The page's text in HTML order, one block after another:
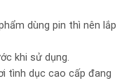
dùng pin thì nên lắp
khi sử dụng.
tình dục cao cấp đang